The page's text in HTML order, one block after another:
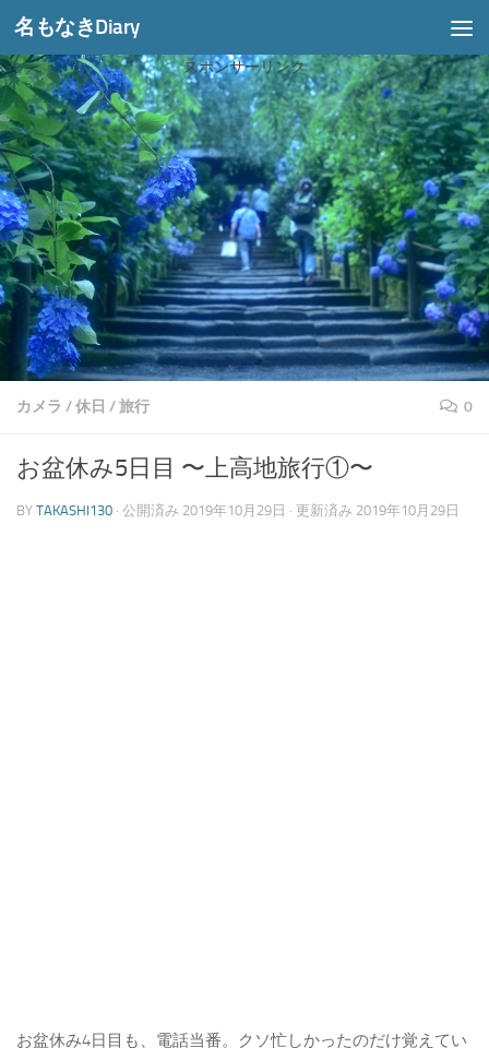
コンテンツへスキップ
名もなきDiary
スポンサーリンク
カメラ /休日 /旅行 0
お盆休み5日目 〜上高地旅行①〜
BY TAKASHI130 · 公開済み 2019年10月29日 · 更新済み 2019年10月29日
お盆休み4日目も、電話当番。クソ忙しかったのだけ覚えてい